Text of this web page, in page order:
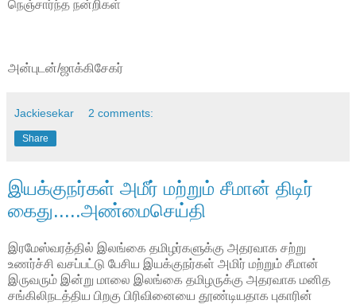
நெஞ்சார்ந்த நன்றிகள்
அன்புடன்/ஜாக்கிசேகர்
Jackiesekar 2 comments:
Share
இயக்குநர்கள் அமீர் மற்றும் சீமான் திடிர்
கைது.....அண்மைசெய்தி
இரமேஸ்வரத்தில் இலங்கை தமிழர்களுக்கு அதரவாக சற்று
உணர்ச்சி வசப்பட்டு பேசிய இயக்குநர்கள் அமிர் மற்றும் சீமான்
இருவரும் இன்று மாலை இலங்கை தமிழருக்கு அதரவாக மனித
சங்கிலிநடத்திய பிறகு பிரிவினையை தூண்டியதாக புகாரின்